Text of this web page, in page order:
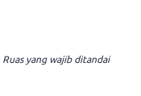
Ruas yang wajib ditandai